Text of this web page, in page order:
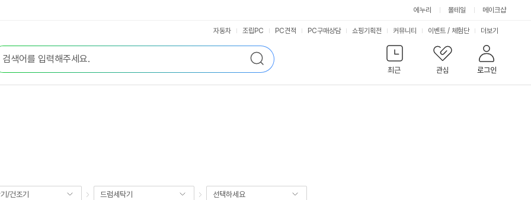
에누리 몰테일 메이크샵
검
색
최근
관심 로그인
자동차 조립PC PC견적 PC구매상담 쇼핑기획전 커뮤니티 이벤트 / 체험단 서
비
스
더보기
/건조기 드럼세탁기 선택하세요